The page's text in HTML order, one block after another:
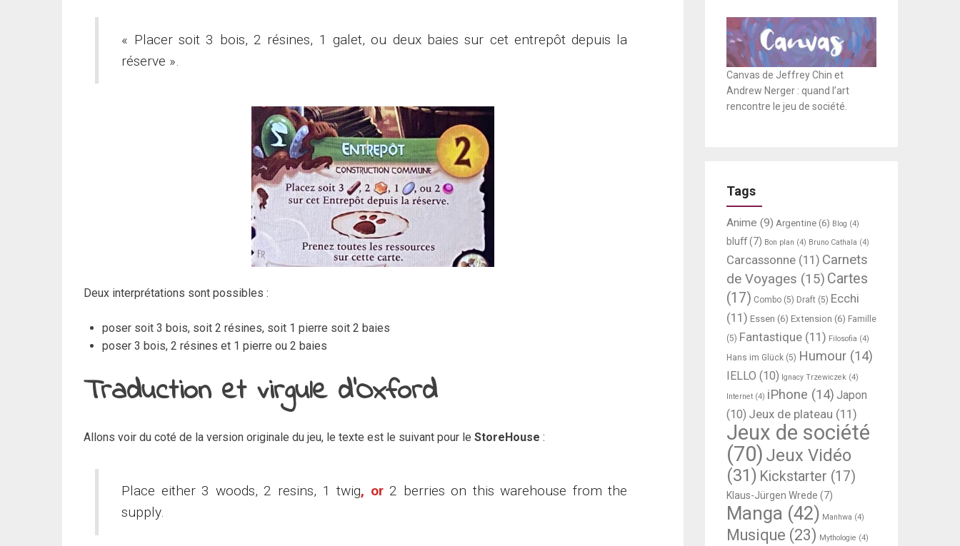
« Placer soit 3 bois, 2 résines, 1 galet, ou deux baies sur cet entrepôt depuis la
réserve ».
Deux interprétations sont possibles :
poser soit 3 bois, soit 2 résines, soit 1 pierre soit 2 baies
poser 3 bois, 2 résines et 1 pierre ou 2 baies
Traduction et virgule d’Oxford
Allons voir du coté de la version originale du jeu, le texte est le suivant pour le StoreHouse :
Place either 3 woods, 2 resins, 1 twig, or2 berries on this warehouse from the
supply.
Canvas de Jeffrey Chin et
Andrew Nerger : quand l’art
rencontre le jeu de société.
Tags
Anime (9) Argentine (6) Blog (4)
bluff(7) Bon plan (4) Bruno Cathala (4)
Carcassonne (11) Carnets
de Voyages (15) Cartes
(17) Combo (5) Draft (5) Ecchi
(11) Essen (6) Extension (6) Famille
(5) Fantastique (11) Filosofia (4)
Hans im Glück (5) Humour (14)
IELLO (10) Ignacy Trzewiczek (4)
Internet (4) iPhone (14) Japon
(10) Jeux de plateau (11)
Jeux de société
(70) Jeux Vidéo
(31) Kickstarter (17)
Klaus-Jürgen Wrede (7)
Manga (42) Manhwa (4)
Musique (23) Mythologie (4)